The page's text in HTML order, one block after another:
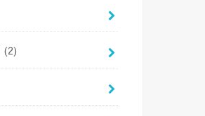
(2)